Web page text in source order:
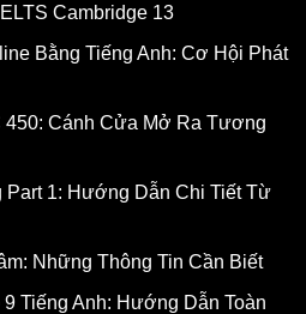
Cambridge 13
Bằng Tiếng Anh: Cơ Hội Phát
450: Cánh Cửa Mở Ra Tương
Part 1: Hướng Dẫn Chi Tiết Từ
Những Thông Tin Cần Biết
Tiếng Anh: Hướng Dẫn Toàn